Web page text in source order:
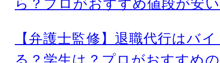
ら？プロがおすすめ値段が安
【弁護士監修】退職代行はバ
る？学生は？プロがおすすめ